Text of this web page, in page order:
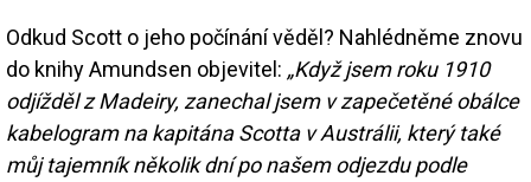
Odkud Scott o jeho počínání věděl? Nahlédněme znovu
do knihy Amundsen objevitel: „Když jsem roku 1910
odjížděl z Madeiry, zanechal jsem v zapečetěné obálce
kabelogram na kapitána Scotta v Austrálii, který také
můj tajemník několik dní po našem odjezdu podle